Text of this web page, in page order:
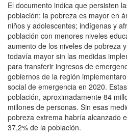
El documento indica que persisten
población: la pobreza es mayor en
niños y adolescentes; indígenas y
población con menores niveles
aumento de los niveles de pobreza
todavía mayor sin las medidas
para transferir ingresos de
gobiernos de la región
social de emergencia en 2020.
población, aproximadamente 84
millones de personas. Sin esas
pobreza extrema habría alcanzado
37,2% de la población.